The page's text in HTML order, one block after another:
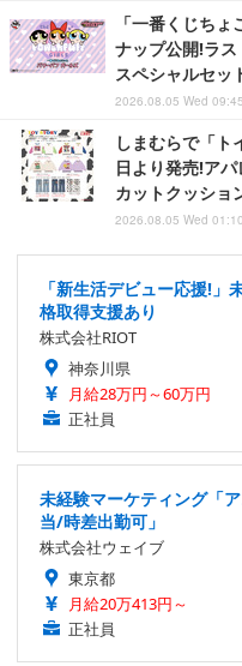
「一番くじち
ナップ公開!ラ
スペシャルセッ
2026.08.05 Wed 09:45
しまむらで「ト
日より発売!ア
カットクッショ
2026.08.05 Wed 01:10
「新生活デビュー応援!
格取得支援あり
株式会社RIOT
神奈川県
月給28万円～60万円
正社員
未経験マーケティング「
当/時差出勤可」
株式会社ウェイブ
東京都
月給20万413円～
正社員